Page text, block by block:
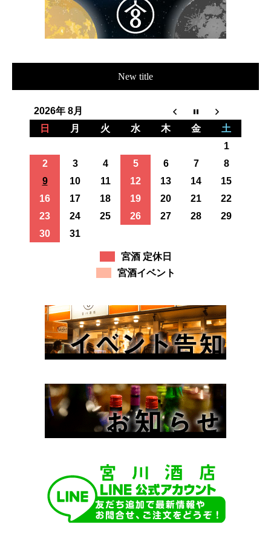
New title
2026年 8月
日
月 火 水 木 金
土
1
2
3 4 5 6 7
8
9
10 11 12 13 14
15
16
17 18 19 20 21
22
23
24 25 26 27 28
29
30
31
宮酒 定休日
宮酒イベント